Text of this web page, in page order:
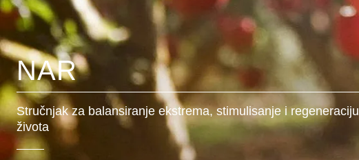
NAR
Stručnjak za balansiranje ekstrema, stimulisanje i regeneraciju
života